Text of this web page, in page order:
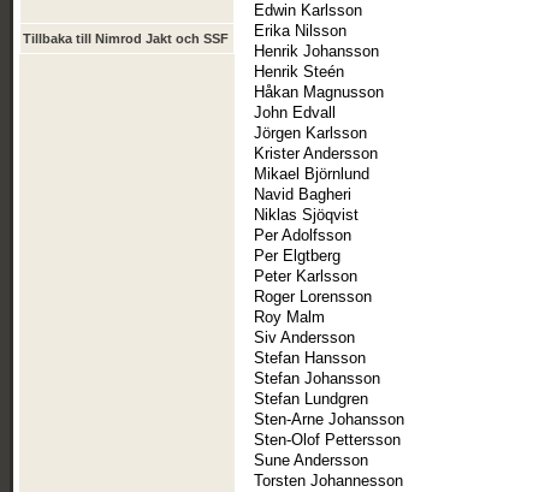
Tillbaka till Nimrod Jakt och SSF
Edwin Karlsson
Erika Nilsson
Henrik Johansson
Henrik Steén
Håkan Magnusson
John Edvall
Jörgen Karlsson
Krister Andersson
Mikael Björnlund
Navid Bagheri
Niklas Sjöqvist
Per Adolfsson
Per Elgtberg
Peter Karlsson
Roger Lorensson
Roy Malm
Siv Andersson
Stefan Hansson
Stefan Johansson
Stefan Lundgren
Sten-Arne Johansson
Sten-Olof Pettersson
Sune Andersson
Torsten Johannesson